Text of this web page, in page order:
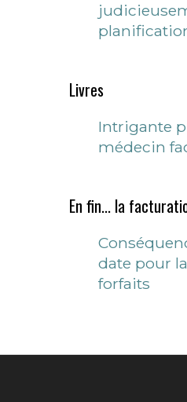
Livres
Intrigante
médecin
En fin... la
date pour
forfaits